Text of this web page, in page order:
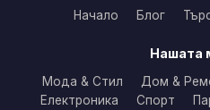
Начало Блог
Нашата
Мода & Стил Дом &
Електроника
Спорт